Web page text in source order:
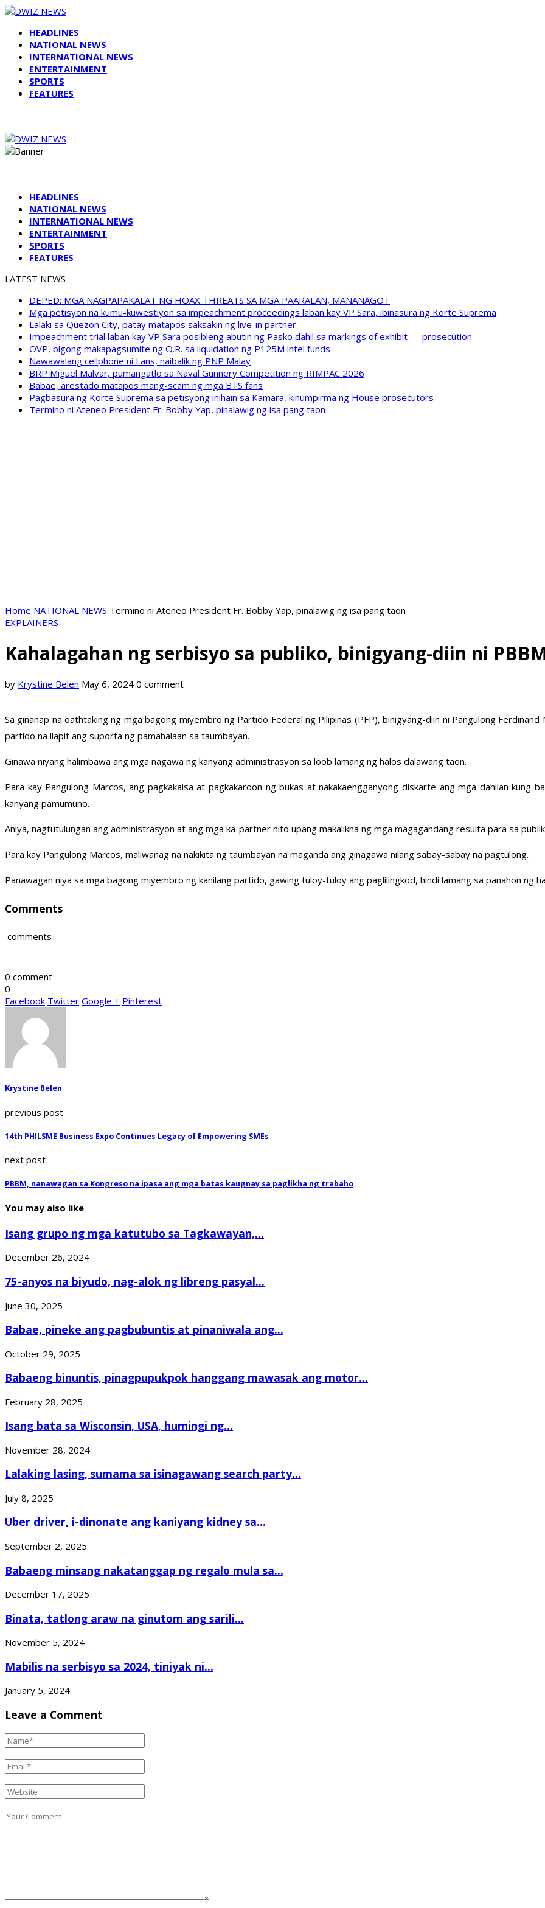
HEADLINES
NATIONAL NEWS
INTERNATIONAL NEWS
ENTERTAINMENT
SPORTS
FEATURES
HEADLINES
NATIONAL NEWS
INTERNATIONAL NEWS
ENTERTAINMENT
SPORTS
FEATURES
LATEST NEWS
DEPED: MGA NAGPAPAKALAT NG HOAX THREATS SA MGA PAARALAN, MANANAGOT
Mga petisyon na kumu-kuwestiyon sa impeachment proceedings laban kay VP Sara, ibinasura ng Korte Suprema
Lalaki sa Quezon City, patay matapos saksakin ng live-in partner
Impeachment trial laban kay VP Sara posibleng abutin ng Pasko dahil sa markings of exhibit — prosecution
OVP, bigong makapagsumite ng O.R. sa liquidation ng P125M intel funds
Nawawalang cellphone ni Lans, naibalik ng PNP Malay
BRP Miguel Malvar, pumangatlo sa Naval Gunnery Competition ng RIMPAC 2026
Babae, arestado matapos mang-scam ng mga BTS fans
Pagbasura ng Korte Suprema sa petisyong inihain sa Kamara, kinumpirma ng House prosecutors
Termino ni Ateneo President Fr. Bobby Yap, pinalawig ng isa pang taon
Home NATIONAL NEWS Termino ni Ateneo President Fr. Bobby Yap, pinalawig ng isa pang taon
EXPLAINERS
Kahalagahan ng serbisyo sa publiko, binigyang-diin ni
by Krystine Belen May 6, 2024 0 comment
Sa ginanap na oathtaking ng mga bagong miyembro ng Partido Federal ng Pilipinas (PFP), binigyang-diin ni Pangulong
partido na ilapit ang suporta ng pamahalaan sa taumbayan.
Ginawa niyang halimbawa ang mga nagawa ng kanyang administrasyon sa loob lamang ng halos dalawang taon.
Para kay Pangulong Marcos, ang pagkakaisa at pagkakaroon ng bukas at nakakaengganyong diskarte ang mga dahilan kung
kanyang pamumuno.
Aniya, nagtutulungan ang administrasyon at ang mga ka-partner nito upang makalikha ng mga magagandang resulta para sa
Para kay Pangulong Marcos, maliwanag na nakikita ng taumbayan na maganda ang ginagawa nilang sabay-sabay na pagtulong.
Panawagan niya sa mga bagong miyembro ng kanilang partido, gawing tuloy-tuloy ang paglilingkod, hindi lamang sa panahon ng
Comments
comments
0 comment
0
Facebook Twitter Google + Pinterest
Krystine Belen
previous post
14th PHILSME Business Expo Continues Legacy of Empowering SMEs
next post
PBBM, nanawagan sa Kongreso na ipasa ang mga batas kaugnay sa paglikha ng trabaho
You may also like
Isang grupo ng mga katutubo sa Tagkawayan,...
December 26, 2024
75-anyos na biyudo, nag-alok ng libreng pasyal...
June 30, 2025
Babae, pineke ang pagbubuntis at pinaniwala ang...
October 29, 2025
Babaeng binuntis, pinagpupukpok hanggang mawasak ang motor...
February 28, 2025
Isang bata sa Wisconsin, USA, humingi ng...
November 28, 2024
Lalaking lasing, sumama sa isinagawang search party...
July 8, 2025
Uber driver, i-dinonate ang kaniyang kidney sa...
September 2, 2025
Babaeng minsang nakatanggap ng regalo mula sa...
December 17, 2025
Binata, tatlong araw na ginutom ang sarili...
November 5, 2024
Mabilis na serbisyo sa 2024, tiniyak ni...
January 5, 2024
Leave a Comment